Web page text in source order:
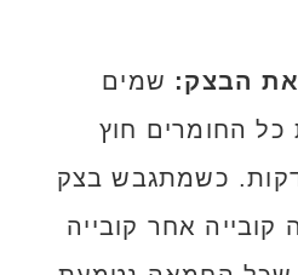
את הבצק: שמים
החומרים חוץ
ולשים 5 דקות. כשמתגבש בצק
אחר קובייה